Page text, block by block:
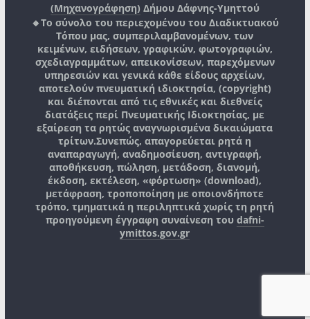
(Μηχανογράφηση) Δήμου Δάφνης-Υμηττού
🔸Το σύνολο του περιεχομένου του Διαδικτυακού
Τόπου μας, συμπεριλαμβανομένων, των
κειμένων, ειδήσεων, γραφικών, φωτογραφιών,
σχεδιαγραμμάτων, απεικονίσεων, παρεχόμενων
υπηρεσιών και γενικά κάθε είδους αρχείων,
αποτελούν πνευματική ιδιοκτησία, (copyright)
και διέπονται από τις εθνικές και διεθνείς
διατάξεις περί Πνευματικής Ιδιοκτησίας, με
εξαίρεση τα ρητώς αναγνωρισμένα δικαιώματα
τρίτων.Συνεπώς, απαγορεύεται ρητά η
αναπαραγωγή, αναδημοσίευση, αντιγραφή,
αποθήκευση, πώληση, μετάδοση, διανομή,
έκδοση, εκτέλεση, «φόρτωση» (download),
μετάφραση, τροποποίηση με οποιονδήποτε
τρόπο, τμηματικά η περιληπτικά χωρίς τη ρητή
προηγούμενη έγγραφη συναίνεση του dafni-
ymittos.gov.gr